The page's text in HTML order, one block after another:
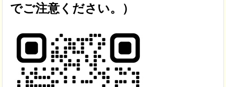
でご注意ください。）